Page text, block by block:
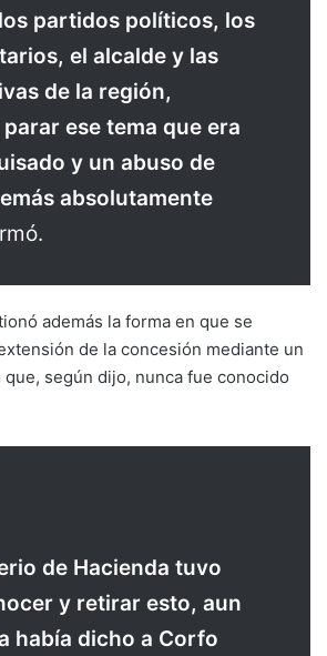
partidos políticos, los
el alcalde y las
de la región,
ese tema que era
y un abuso de
absolutamente
además la forma en que se
de la concesión mediante un
según dijo, nunca fue conocido
de Hacienda tuvo
y retirar esto, aun
había dicho a Corfo